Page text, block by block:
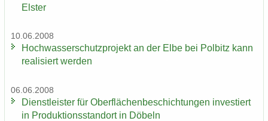
Els­ter
10.06.2008
Hoch­was­ser­schutz­pro­jekt an der Elbe bei Pol­bitz kann
rea­li­siert wer­den
06.06.2008
Dienst­leis­ter für Ober­flä­chen­be­schich­tun­gen in­ves­tiert
in Pro­duk­ti­ons­stand­ort in Dö­beln